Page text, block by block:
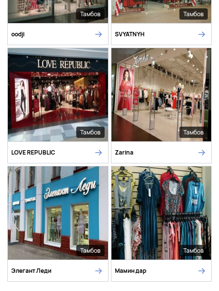
Тамбов
oodji
Тамбов
SVYATNYH
Тамбов
LOVE REPUBLIC
Тамбов
Zarina
Тамбов
Элегант Леди
Тамбов
Мамин дар